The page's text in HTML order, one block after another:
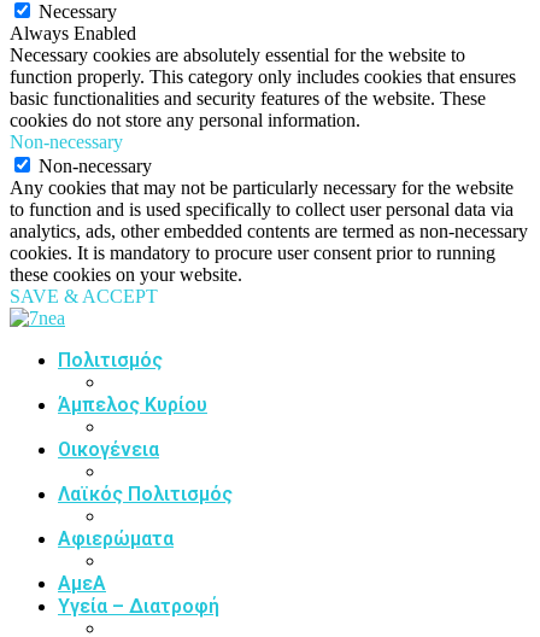
Necessary
Always Enabled
Necessary cookies are absolutely essential for the website to
function properly. This category only includes cookies that ensures
basic functionalities and security features of the website. These
cookies do not store any personal information.
Non-necessary
Non-necessary
Any cookies that may not be particularly necessary for the website
to function and is used specifically to collect user personal data via
analytics, ads, other embedded contents are termed as non-necessary
cookies. It is mandatory to procure user consent prior to running
these cookies on your website.
SAVE & ACCEPT
Πολιτισμός
Άμπελος Κυρίου
Οικογένεια
Λαϊκός Πολιτισμός
Αφιερώματα
ΑμεΑ
Υγεία – Διατροφή